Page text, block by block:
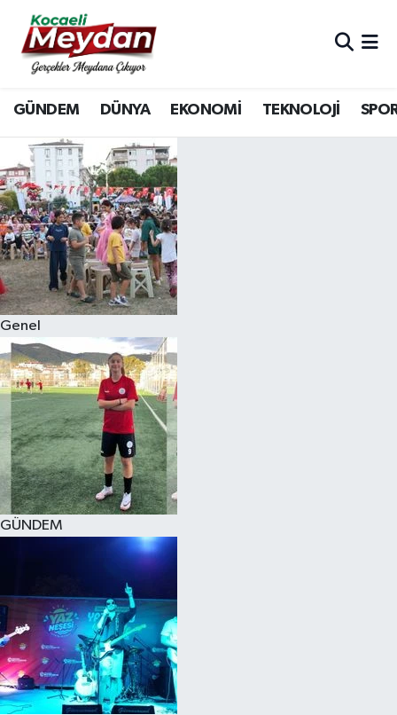
GÜNDEM DÜNYA EKONOMİ TEKNOLOJİ
Genel
GÜNDEM
Nöbetçi Eczaneler
Hava Durumu
Trafik Durumu
Süper Lig Puan Durumu ve Fikstür
Tüm Manşetler
Son Dakika Haberleri
Haber Arşivi